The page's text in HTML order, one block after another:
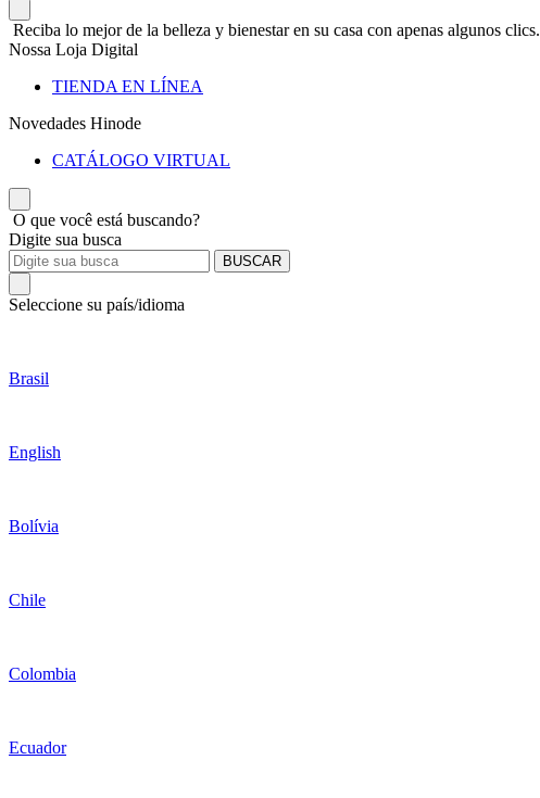
Reciba lo mejor de la belleza y bienestar en su casa con apenas algunos clics.
Nossa Loja Digital
TIENDA EN LÍNEA
Novedades Hinode
CATÁLOGO VIRTUAL
O que você está buscando?
Digite sua busca
BUSCAR
Seleccione su país/idioma
Brasil
English
Bolívia
Chile
Colombia
Ecuador